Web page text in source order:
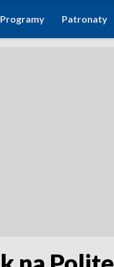
Programy Patronaty